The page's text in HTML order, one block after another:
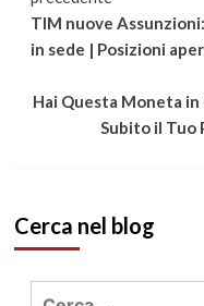
a
leggere
TIM nuove
in sede | Posizioni
Hai Questa Moneta in
Subito il Tuo
Cerca nel blog